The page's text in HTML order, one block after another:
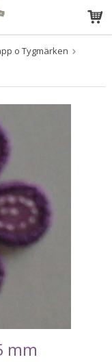
o Tygmärken
mm